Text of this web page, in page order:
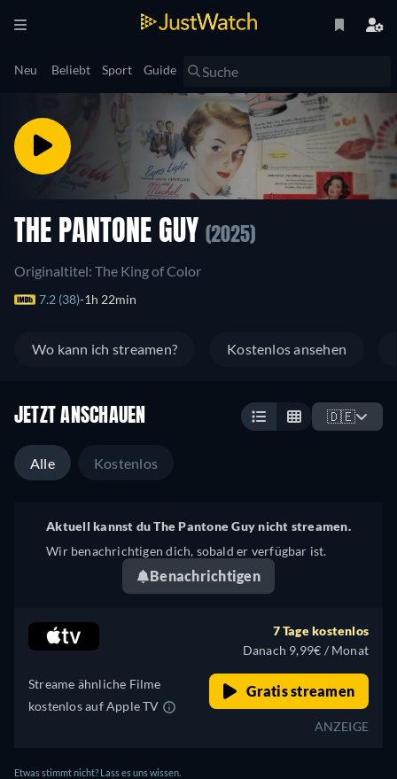
Neu Beliebt Sport Guide
THE PANTONE GUY (2025)
Originaltitel: The King of Color
7.2 (38) 1h 22min
Wo kann ich streamen? Kostenlos ansehen
JETZT ANSCHAUEN 🇩🇪
Alle Kostenlos
Aktuell kannst du The Pantone Guy nicht streamen.
Wir benachrichtigen dich, sobald er verfügbar ist.
Benachrichtigen
Streame ähnliche Filme
kostenlos auf Apple TV
7 Tage kostenlos
Danach 9,99€ / Monat
Gratis streamen
ANZEIGE
Etwas stimmt nicht? Lass es uns wissen.